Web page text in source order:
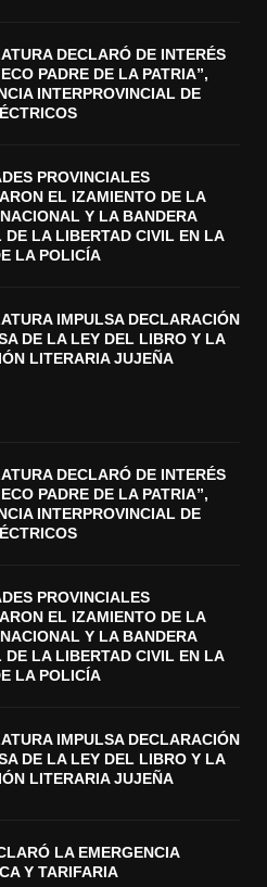
DECLARÓ DE INTERÉS
PADRE DE LA PATRIA”,
INTERPROVINCIAL DE
PROVINCIALES
EL IZAMIENTO DE LA
Y LA BANDERA
DE LA LIBERTAD CIVIL EN LA
LA POLICÍA
IMPULSA DECLARACIÓN
DE LA LEY DEL LIBRO Y LA
LITERARIA JUJEÑA
DECLARÓ DE INTERÉS
PADRE DE LA PATRIA”,
INTERPROVINCIAL DE
PROVINCIALES
EL IZAMIENTO DE LA
Y LA BANDERA
DE LA LIBERTAD CIVIL EN LA
LA POLICÍA
IMPULSA DECLARACIÓN
DE LA LEY DEL LIBRO Y LA
LITERARIA JUJEÑA
LA EMERGENCIA
Y TARIFARIA